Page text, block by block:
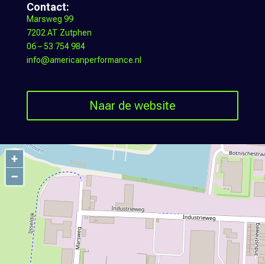
Contact:
Marsweg 99
7202 AT Zutphen
06 – 53 754 984
info@americanperformance.nl
Naar de website
+
−